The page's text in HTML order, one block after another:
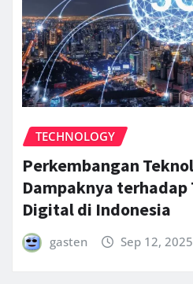
TECHNOLOGY
Perkembangan
Dampaknya
Digital di Indonesia
gasten Sep 12, 2025